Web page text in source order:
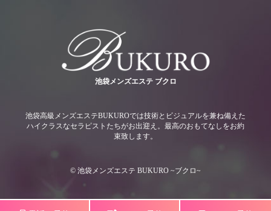
池袋メンズエステ ブクロ
池袋高級メンズエステBUKUROでは技術とビジュアルを兼ね備えた
ハイクラスなセラピストたちがお出迎え。最高のおもてなしをお約
束致します。
© 池袋メンズエステ BUKURO ~ブクロ~